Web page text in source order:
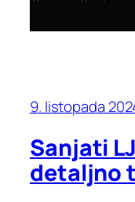
9. listopada
Sanjati
detaljno